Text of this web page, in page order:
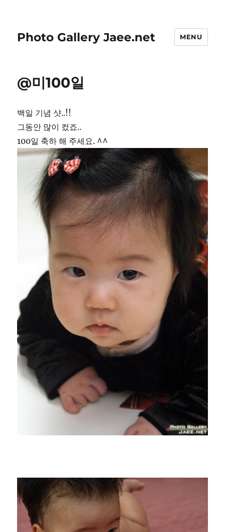
Photo Gallery Jaee.net MENU
@미100일
백일 기념 샷..!!
그동안 많이 컸죠..
100일 축하 해 주세요. ^^